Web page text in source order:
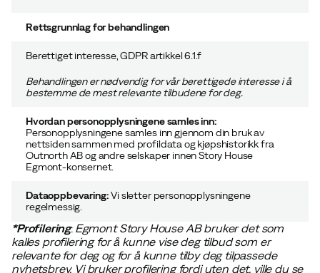
Rettsgrunnlag for behandlingen
Berettiget interesse, GDPR artikkel 6.1.f
Behandlingen er nødvendig for vårberettigede interessei å
bestemme de mest relevante tilbudene for deg.
Hvordan personopplysningene samles inn:
Personopplysningene samles inn gjennom din bruk av
nettsiden sammen med profildata og kjøpshistorikk fra
Outnorth ABog andre selskaper innen Story House
Egmont-konsernet.
Dataoppbevaring:Vi sletter personopplysningene
regelmessig.
*Profilering: Egmont Story House AB bruker det som
kalles profilering for å kunne vise deg tilbud som er
relevante for deg og for å kunne tilby deg tilpassede
nyhetsbrev. Vi bruker profilering fordi uten det, ville du se